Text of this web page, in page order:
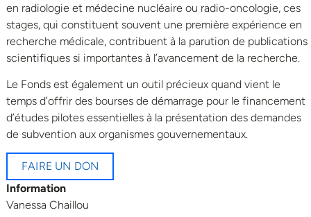
en radiologie et médecine nucléaire ou radio-oncologie, ces
stages, qui constituent souvent une première expérience en
recherche médicale, contribuent à la parution de publications
scientifiques si importantes à l’avancement de la recherche.
Le Fonds est également un outil précieux quand vient le
temps d’offrir des bourses de démarrage pour le financement
d’études pilotes essentielles à la présentation des demandes
de subvention aux organismes gouvernementaux.
FAIRE UN DON
Information
Vanessa Chaillou